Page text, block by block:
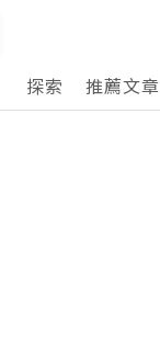
探索
推薦文章